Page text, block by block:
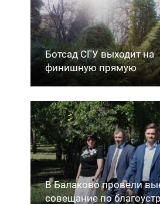
Ботсад СГУ выходит на
финишную прямую
В Балаково провели
совещание по